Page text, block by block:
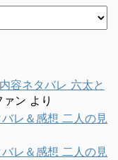
容ネタバレ 六太と
ァン より
レ＆感想 二人の見
レ＆感想 二人の見